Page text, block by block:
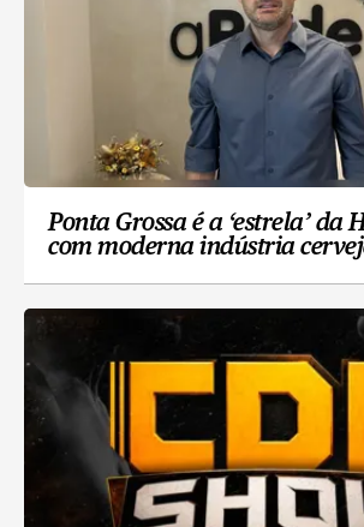
Ponta Grossa é a ‘estrela’ da
com moderna indústria